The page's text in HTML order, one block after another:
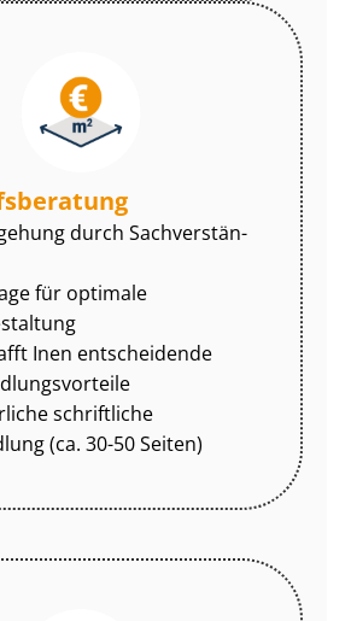
durch Sach­ver­stän­
für optimale
Inen entscheidende
schriftliche
(ca. 30-50 Seiten)